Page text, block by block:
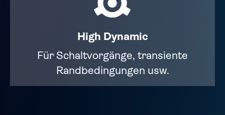
High Dynamic​​
Für Schaltvorgänge, transiente
Randbedingungen usw.​